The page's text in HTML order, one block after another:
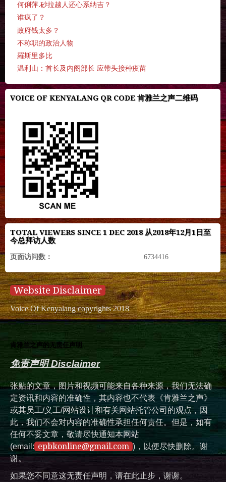
何俐萍.砂拉越人还心系纳吉？
谁疯了？
政府钱太多？
不称职的政治人物
羅斯里多比
温利山：首长及内阁部长 应带头接种疫苗
VOICE OF KENYALANG QR CODE 肯雅兰之声二维码
TOTAL VIEWERS SINCE 1 DEC 2018 从2018年12月1日至
今总拜访人数
页面访问数： 6734416
Website Disclaimer
Voice Of Kenyalang copyrights 2018
肯雅兰之声的无责任声明
免责声明 Disclaimer
张贴的文章，图片和视频可能来自各种来源，我们无法确
定资讯和内容的准确性，其内容也不代表《肯雅兰之声》
或其员工/义工/网站设计和有关网站托管公司的观点，因
此，我们不会对内容的准确性承担任何责任。但是，如有
任何不妥文章，敬请尽快通知本网站
(email: epbkonline@gmail.com )，以便尽快删除。谢
谢。
如果您不同意这无责任声明，请在此止步，谢谢。